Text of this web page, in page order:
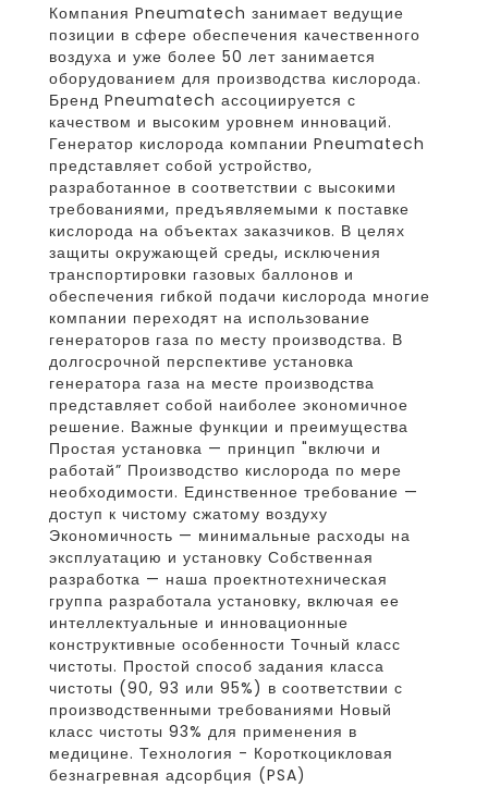
Компания Pneumatech занимает ведущие
позиции в сфере обеспечения качественного
воздуха и уже более 50 лет занимается
оборудованием для производства кислорода.
Бренд Pneumatech ассоциируется с
качеством и высоким уровнем инноваций.
Генератор кислорода компании Pneumatech
представляет собой устройство,
разработанное в соответствии с высокими
требованиями, предъявляемыми к поставке
кислорода на объектах заказчиков. В целях
защиты окружающей среды, исключения
транспортировки газовых баллонов и
обеспечения гибкой подачи кислорода многие
компании переходят на использование
генераторов газа по месту производства. В
долгосрочной перспективе установка
генератора газа на месте производства
представляет собой наиболее экономичное
решение. Важные функции и преимущества
Простая установка — принцип "включи и
работай” Производство кислорода по мере
необходимости. Единственное требование —
доступ к чистому сжатому воздуху
Экономичность — минимальные расходы на
эксплуатацию и установку Собственная
разработка — наша проектнотехническая
группа разработала установку, включая ее
интеллектуальные и инновационные
конструктивные особенности Точный класс
чистоты. Простой способ задания класса
чистоты (90, 93 или 95%) в соответствии с
производственными требованиями Новый
класс чистоты 93% для применения в
медицине. Технология - Короткоцикловая
безнагревная адсорбция (PSA)